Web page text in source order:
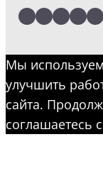
LinkedIn
Facebook
Twitter
Мы
улучшить
сайта.
соглашаетесь